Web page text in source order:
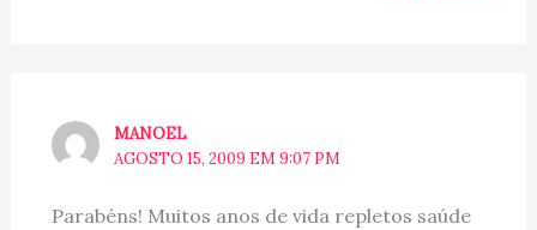
MANOEL
AGOSTO 15, 2009 EM 9:07 PM
Parabéns! Muitos anos de vida repletos saúde